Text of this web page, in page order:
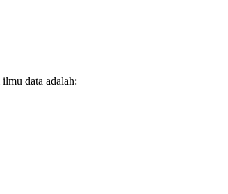
ilmu data adalah: